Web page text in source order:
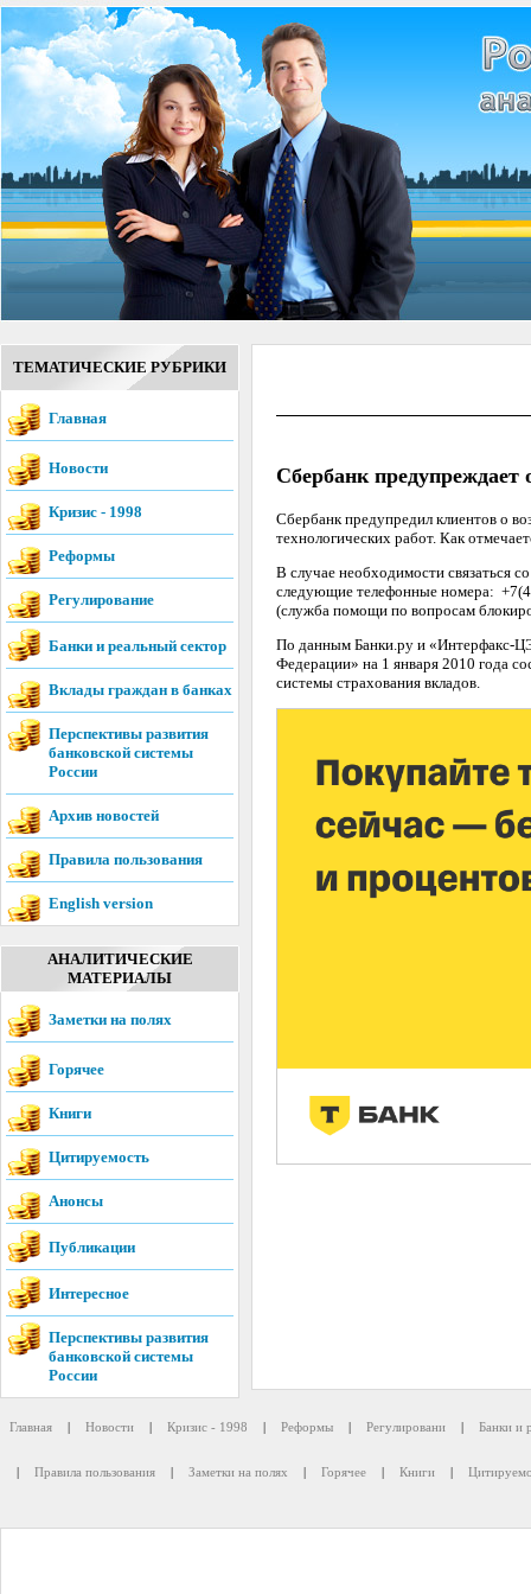
ТЕМАТИЧЕСКИЕ РУБРИКИ
Главная
Новости
Кризис - 1998
Реформы
Регулирование
Банки и реальный сектор
Вклады граждан в банках
Перспективы развития
банковской системы
России
Архив новостей
Правила пользования
English version
АНАЛИТИЧЕСКИЕ
МАТЕРИАЛЫ
Заметки на полях
Горячее
Книги
Цитируемость
Анонсы
Публикации
Интересное
Перспективы развития
банковской системы
России
Сбербанк
Сбербанк предупредил клиентов о
технологических работ. Как
В случае необходимости связаться
следующие телефонные номера:
(служба помощи по вопросам
По данным Банки.ру и «Интерфакс-
Федерации» на 1 января 2010 года
системы страхования вкладов.
Главная | Новости | Кризис - 1998 | Реформы | Регулировани | Банки и
| Правила пользования | Заметки на полях | Горячее | Книги |